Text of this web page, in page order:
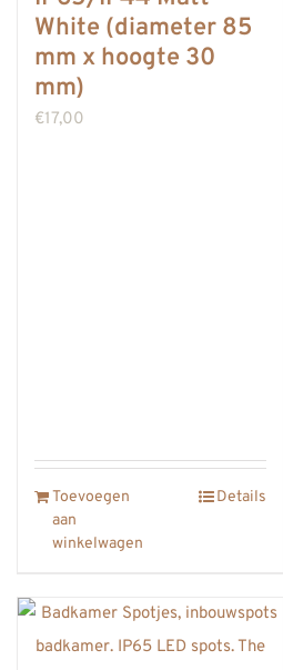
White (diameter 85
mm x hoogte 30
mm)
€17,00
Toevoegen
aan
winkelwagen
Details